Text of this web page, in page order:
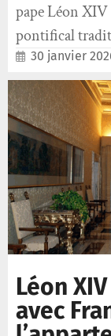
pape Léon XIV
pontifical
30 janvier
Léon
avec